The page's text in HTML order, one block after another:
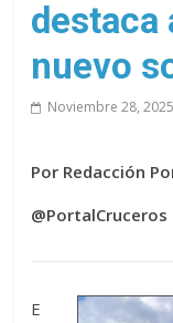
en
un
solo
destaca
nuevo
Noviembre 28, 2025
Por Redacción
@PortalCruceros
E